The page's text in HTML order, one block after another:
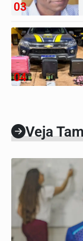
03
04
Veja